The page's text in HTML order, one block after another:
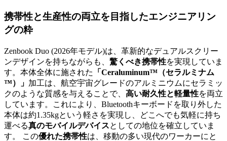
携帯性と生産性の両立を目指したエンジニアリン
グの粋
Zenbook Duo (2026年モデル)は、革新的なデュアルスクリー
ンデザインを持ちながらも、 驚くべき携帯性を実現していま
す。本体全体に施された
「Ceraluminum™（セラルミナム
™）」 加工は、航空宇宙グレードのアルミニウムにセラミッ
クのような質感を与えることで、 高い耐久性と軽量性を両立
しています。これにより、Bluetoothキーボードを取り外した
本体は約1.35kgという軽さを実現し、どこへでも気軽に持ち
運べる真のモバイルデバイスとしての地位を確立していま
す。 この優れた携帯性は、移動の多い現代のワーカーにと